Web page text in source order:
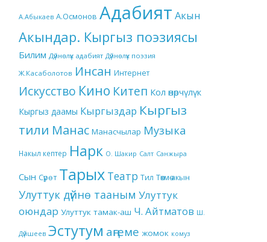
А.Абыкаев А.Осмонов Адабият Акын
Акындар. Кыргыз поэзиясы
Билим Дүйнөлүк адабият Дүйнөлүк поэзия
Ж.Касаболотов Инсан Интернет
Искусство Кино Китеп Кол өнөрчүлүк
Кыргыз даамы Кыргыздар Кыргыз
тили Манас Манасчылар Музыка
Накыл кептер Нарк О. Шакир Салт Санжыра
Сын Сүрөт Тарых Театр Тил Төкмө акын
Улуттук дүйнө тааным Улуттук
оюндар Улуттук тамак-аш Ч. Айтматов Ш.
Дүйшеев Эстутум аңгеме жомок комуз